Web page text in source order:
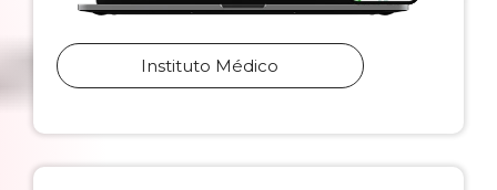
Instituto Médico